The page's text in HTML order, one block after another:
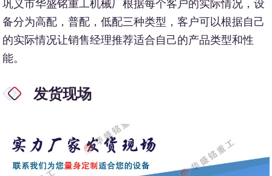
巩义市华盛铭重工机械厂根据每个客户的实际情况，设
备分为高配，普配，低配三种类型，客户可以根据自己
的实际情况让销售经理推荐适合自己的产品类型和性
能。
发货现场